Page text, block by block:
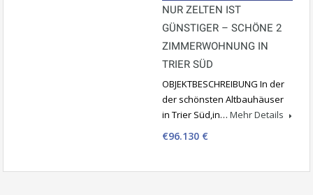
NUR ZELTEN IST
GÜNSTIGER – SCHÖNE 2
ZIMMERWOHNUNG IN
TRIER SÜD
OBJEKTBESCHREIBUNG In der
der schönsten Altbauhäuser
in Trier Süd,in… Mehr Details
€96.130 €